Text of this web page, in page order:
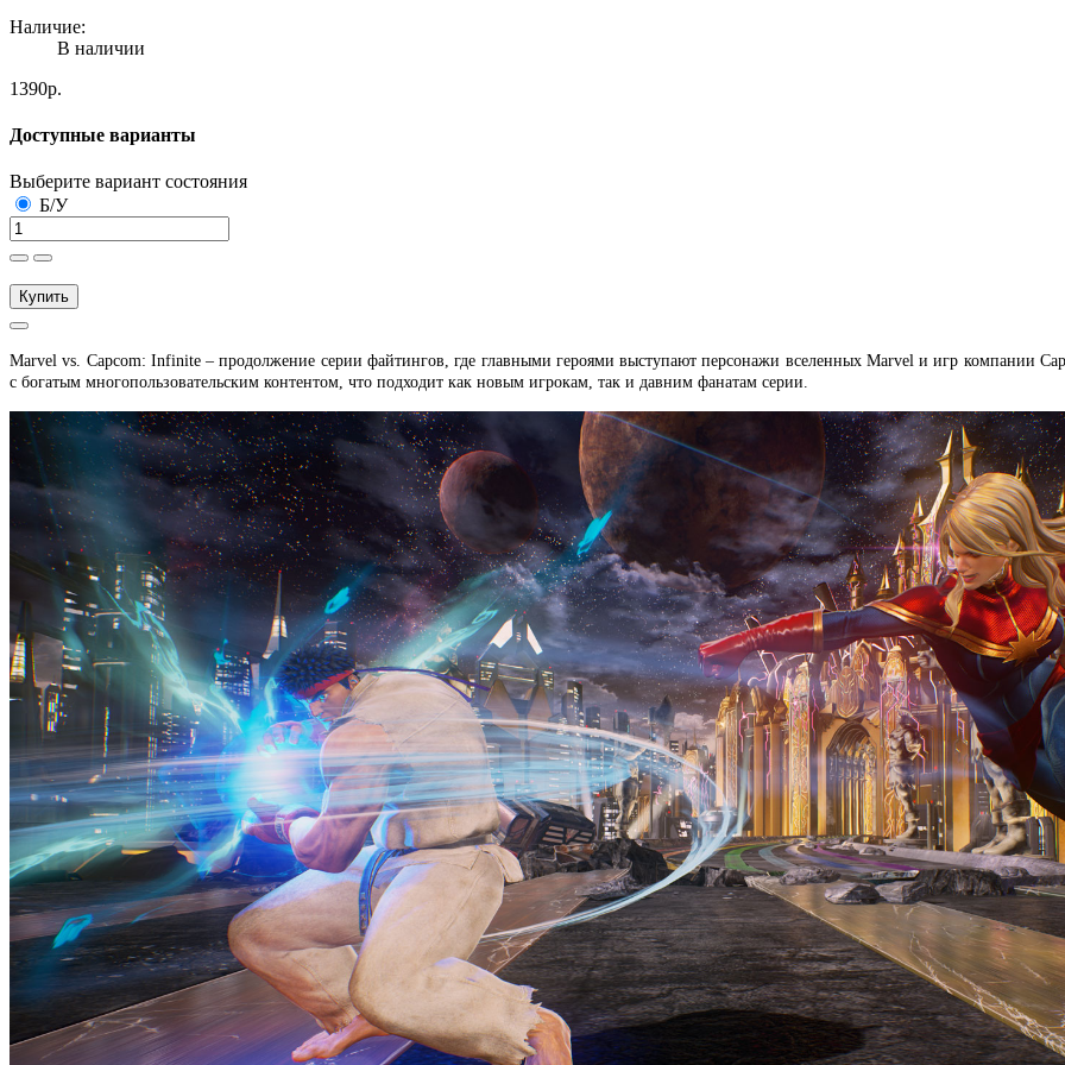
Наличие:
В наличии
1390р.
Доступные варианты
Выберите вариант состояния
Б/У
Купить
Marvel vs. Capcom: Infinite – продолжение серии файтингов, где главными героями выступают персонажи вселенных Marvel и игр компании
с богатым многопользовательским контентом, что подходит как новым игрокам, так и давним фанатам серии.